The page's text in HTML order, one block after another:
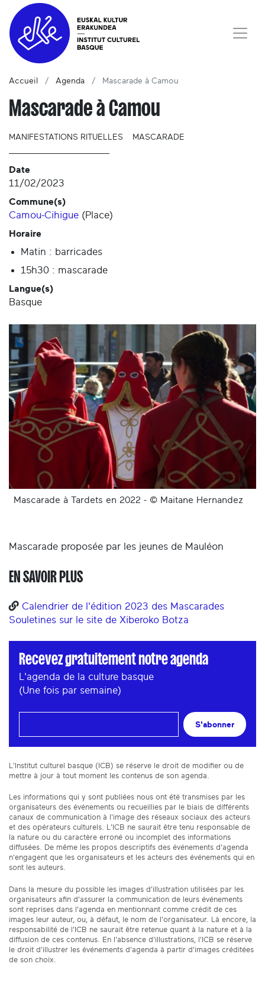
Accueil Agenda Mascarade à Camou
Mascarade à Camou
MANIFESTATIONS RITUELLES MASCARADE
Date
11/02/2023
Commune(s)
Camou-Cihigue (Place)
Horaire
Matin : barricades
15h30 : mascarade
Langue(s)
Basque
Mascarade à Tardets en 2022 - © Maitane Hernandez
Mascarade proposée par les jeunes de Mauléon
EN SAVOIR PLUS
Calendrier de l'édition 2023 des Mascarades
Souletines sur le site de Xiberoko Botza
Recevez gratuitement notre agenda
L'agenda de la culture basque
(Une fois par semaine)
S'abonner
L'Institut culturel basque (ICB) se réserve le droit de modifier ou de
mettre à jour à tout moment les contenus de son agenda.
Les informations qui y sont publiées nous ont été transmises par les
organisateurs des événements ou recueillies par le biais de différents
canaux de communication à l'image des réseaux sociaux des acteurs
et des opérateurs culturels. L'ICB ne saurait être tenu responsable de
la nature ou du caractère erroné ou incomplet des informations
diffusées. De même les propos descriptifs des événements d'agenda
n'engagent que les organisateurs et les acteurs des événements qui en
sont les auteurs.
Dans la mesure du possible les images d'illustration utilisées par les
organisateurs afin d'assurer la communication de leurs événements
sont reprises dans l'agenda en mentionnant comme crédit de ces
images leur auteur, ou, à défaut, le nom de l'organisateur. Là encore, la
responsabilité de l'ICB ne saurait être retenue quant à la nature et à la
diffusion de ces contenus. En l'absence d'illustrations, l'ICB se réserve
le droit d'illustrer les événements d'agenda à partir d'images créditées
de son choix.